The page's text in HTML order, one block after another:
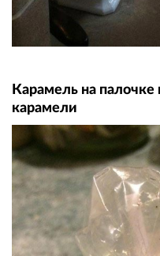
Карамель на палочке
карамели